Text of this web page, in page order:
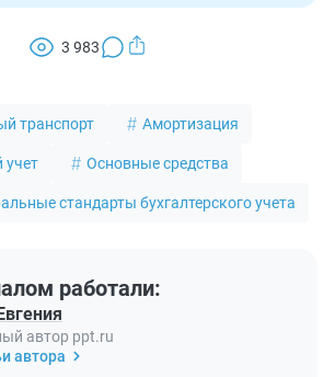
3 983
транспорт Амортизация
учет Основные средства
стандарты бухгалтерского учета
работали:
автор ppt.ru
автора